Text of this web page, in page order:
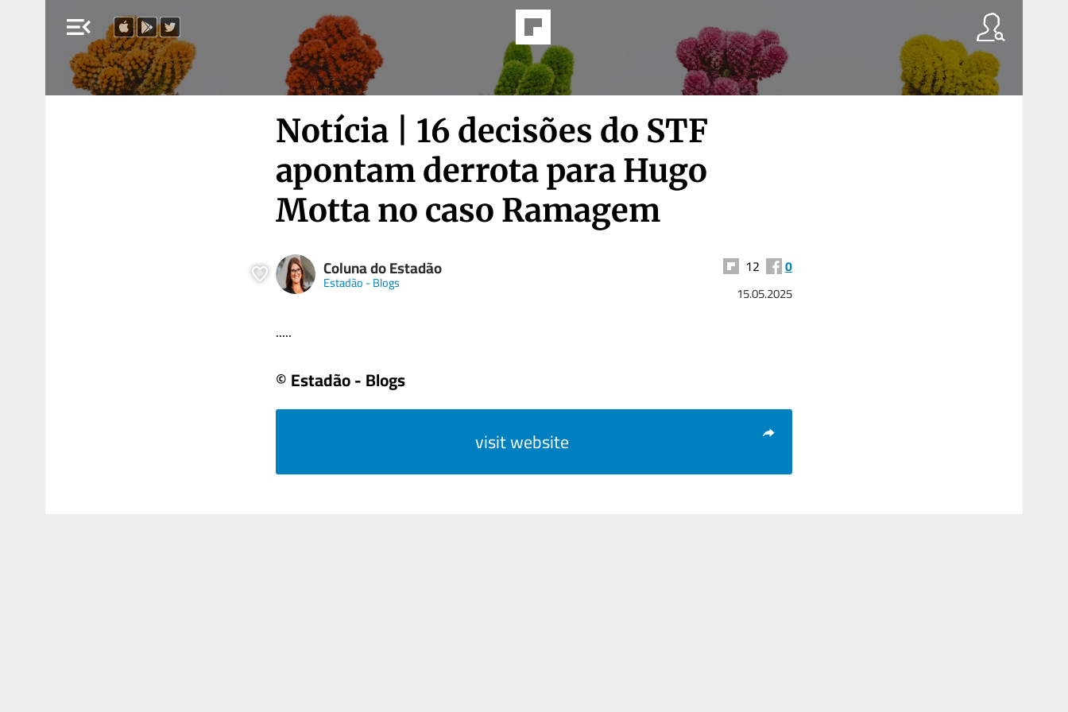
menu_open
Notícia | 16 decisões do STF
apontam derrota para Hugo
Motta no caso Ramagem
Coluna do Estadão
Estadão - Blogs
12 0
15.05.2025
.....
© Estadão - Blogs
visit website